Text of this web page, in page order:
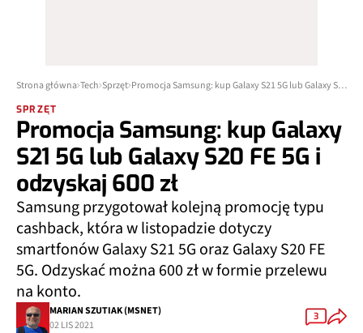
Strona główna Tech Sprzęt Promocja Samsung: kup Galaxy S21 5G lub Galaxy S20 FE 5G i odzyskaj 600 zł
SPRZĘT
Promocja Samsung: kup Galaxy
S21 5G lub Galaxy S20 FE 5G i
odzyskaj 600 zł
Samsung przygotował kolejną promocję typu
cashback, która w listopadzie dotyczy
smartfonów Galaxy S21 5G oraz Galaxy S20 FE
5G. Odzyskać można 600 zł w formie przelewu
na konto.
MARIAN SZUTIAK (MSNET)
02 LIS 2021
3